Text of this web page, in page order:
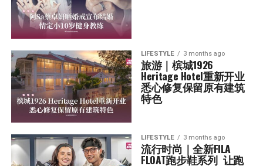
LIFESTYLE 3 months ago
旅游｜槟城1926
Heritage Hotel重新开业
悉心修复保留原有建筑
特色
LIFESTYLE 3 months ago
流行时尚｜全新FILA
FLOAT跑步鞋系列  让跑